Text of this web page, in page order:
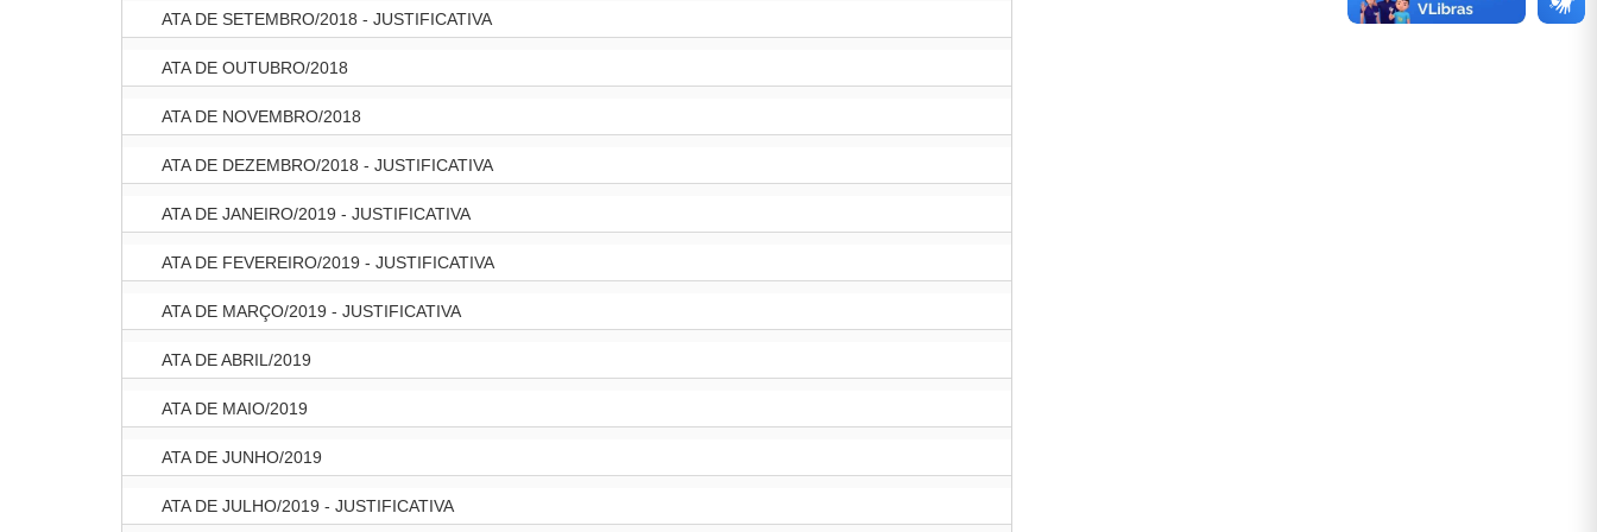
ATA DE SETEMBRO/2018 - JUSTIFICATIVA
ATA DE OUTUBRO/2018
ATA DE NOVEMBRO/2018
ATA DE DEZEMBRO/2018 - JUSTIFICATIVA
ATA DE JANEIRO/2019 - JUSTIFICATIVA
ATA DE FEVEREIRO/2019 - JUSTIFICATIVA
ATA DE MARÇO/2019 - JUSTIFICATIVA
ATA DE ABRIL/2019
ATA DE MAIO/2019
ATA DE JUNHO/2019
ATA DE JULHO/2019 - JUSTIFICATIVA